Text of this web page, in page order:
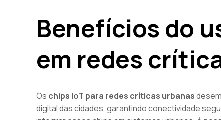
Benefícios do
em redes
Os chips IoT para redes críticas urbanas
digital das cidades, garantindo conectividade